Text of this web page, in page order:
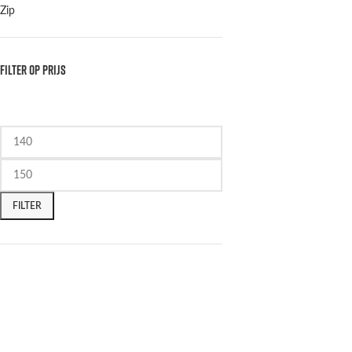
Zip
FILTER OP PRIJS
FILTER